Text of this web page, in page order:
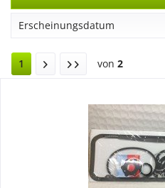
1 von 2